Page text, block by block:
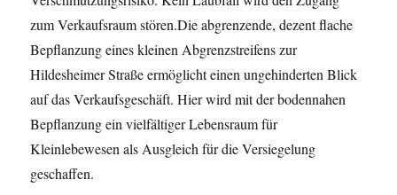
zum Verkaufsraum stören.Die abgrenzende, dezent flache
Bepflanzung eines kleinen Abgrenzstreifens zur
Hildesheimer Straße ermöglicht einen ungehinderten Blick
auf das Verkaufsgeschäft. Hier wird mit der bodennahen
Bepflanzung ein vielfältiger Lebensraum für
Kleinlebewesen als Ausgleich für die Versiegelung
geschaffen.